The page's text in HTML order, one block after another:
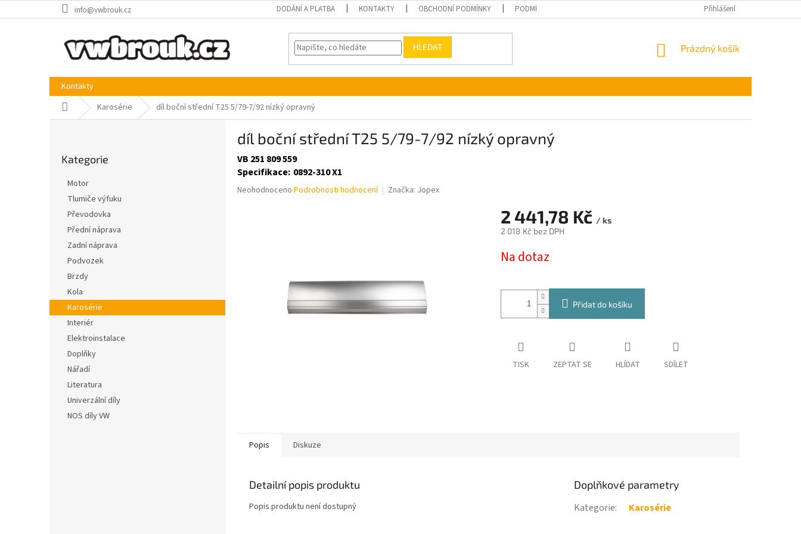
na
info@vwbrouk.cz DODÁNÍ A PLATBA KONTAKTY OBCHODNÍ PODMÍNKY PODMÍNKY OCHRANY OSOBNÍCH ÚDAJŮ Přihlášení
HLEDAT
NÁKUPNÍ
Prázdný košík
Kontakty
Domů Karosérie díl boční střední T25 5/79-7/92 nízký opravný
l
kategorie
Kategorie
Motor
Tlumiče výfuku
Převodovka
Přední náprava
Zadní náprava
Podvozek
Brzdy
Kola
Karosérie
Interiér
Elektroinstalace
Doplňky
Nářadí
Literatura
Univerzální díly
NOS díly VW
díl boční střední T25 5/79-7/92 nízký opravný
VB 251 809 559
Specifikace: 0892-310 X1
Průměrné
Neohodnoceno Podrobnosti hodnocení Značka: Jopex
2 441,78 Kč / ks
2 018 Kč bez DPH
cena:
Na dotaz
Přidat do košíku
TISK ZEPTAT SE HLÍDAT SDÍLET
Popis Diskuze
Detailní popis produktu
Popis produktu není dostupný
Doplňkové parametry
Kategorie: Karosérie